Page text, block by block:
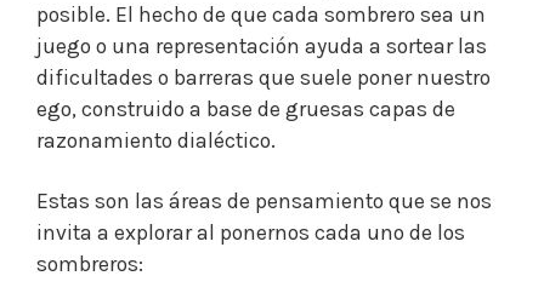
posible. El hecho de que cada sombrero sea un
juego o una representación ayuda a sortear las
dificultades o barreras que suele poner nuestro
ego, construido a base de gruesas capas de
razonamiento dialéctico.
Estas son las áreas de pensamiento que se nos
invita a explorar al ponernos cada uno de los
sombreros: